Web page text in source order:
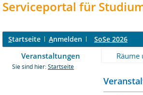
Serviceportal für
Startseite Anmelden SoSe 2026
Veranstaltungen Räume
Sie sind hier: Startseite